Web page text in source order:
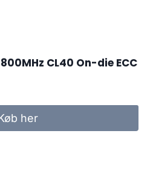
CL40 On-die ECC
her